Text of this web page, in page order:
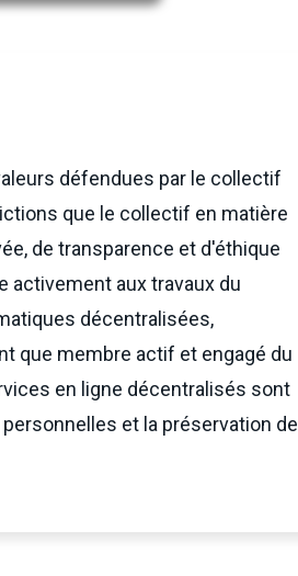
défendues par le collectif
que le collectif en matière
de transparence et d'éthique
activement aux travaux du
décentralisées,
que membre actif et engagé du
en ligne décentralisés sont
et la préservation de